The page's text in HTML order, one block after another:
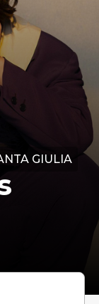
GIULIA